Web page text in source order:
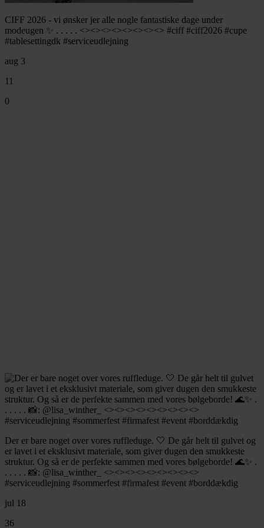
CIFF 2026 - vi ønsker jer alle nogle fantastiske dage under
modeugen ✨ . . . . . <><><><><><><><> #ciff #ciff2026 #cupe
#tablesettingdk #serviceudlejning
aug 3
11
0
Der er bare noget over vores ruffleduge. 🤍 De går helt til gulvet og
er lavet i et eksklusivt materiale, som giver dugen den smukkeste
struktur. Og så er de perfekte sammen med vores bølgeborde! 🌊✨ .
. . . . . 📸: @lisa_winther_ <><><><><><><><><>
#serviceudlejning #sommerfest #firmafest #event #borddækdig
jul 18
36